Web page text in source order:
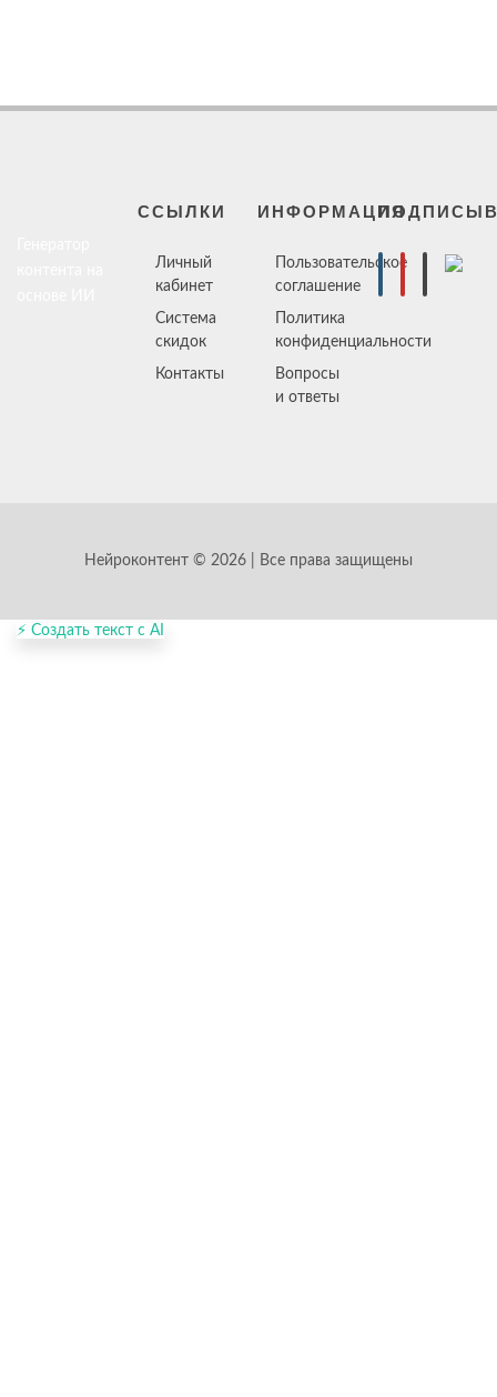
ССЫЛКИ
Личный
кабинет
Система
скидок
Контакты
ИНФОРМАЦИЯ
Пользовательское
соглашение
Политика
конфиденциальности
Вопросы
и ответы
Нейроконтент © 2026 | Все права защищены
⚡ Создать текст с AI